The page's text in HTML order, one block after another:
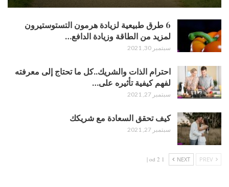
6 طرق طبيعية لزيادة هرمون التستوستيرون
لمزيد من الطاقة وزيادة الدافع…
سبتمبر 30, 2021
احترام الذات والشريك..كل ما تحتاج إلى معرفته
لفهم كيفية تأثيره على…
سبتمبر 27, 2021
كيف تحقق السعادة مع شريكك
سبتمبر 27, 2021
NEXT
1 od 2 |